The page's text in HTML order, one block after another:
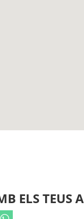
ELS TEUS